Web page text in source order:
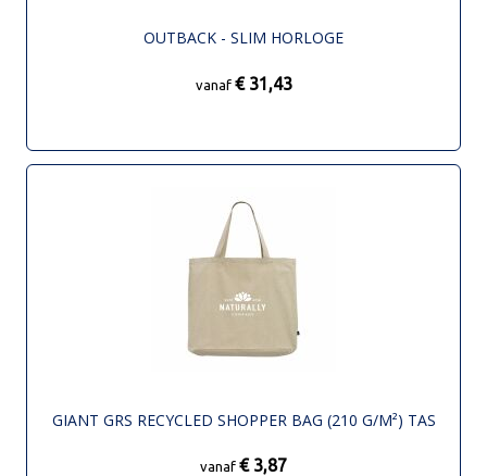
OUTBACK - SLIM HORLOGE
vanaf € 31,43
GIANT GRS RECYCLED SHOPPER BAG (210 G/M²) TAS
vanaf € 3,87